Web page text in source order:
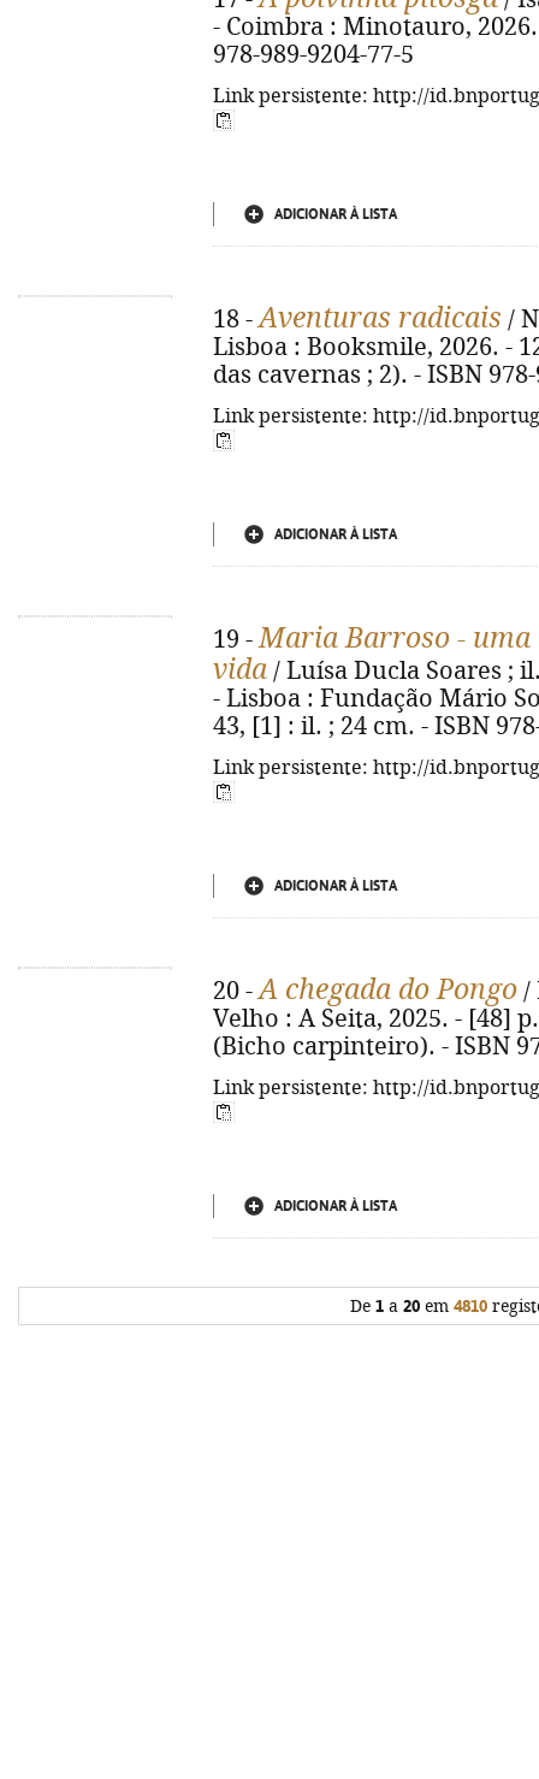
- Coimbra : Minotauro,
978-989-9204-77-5
Link persistente: http://
ADICIONAR À LISTA
18 -Aventuras radicais /
Lisboa : Booksmile, 2026. -
das cavernas ; 2). - ISBN
Link persistente: http://
ADICIONAR À LISTA
19 -Maria Barroso - uma
vida / Luísa Ducla Soares ;
- Lisboa : Fundação Mário
43, [1] : il. ; 24 cm. - ISBN
Link persistente: http://
ADICIONAR À LISTA
20 -A chegada do Pongo /
Velho : A Seita, 2025. - [48]
(Bicho carpinteiro). - ISBN
Link persistente: http://
ADICIONAR À LISTA
De 1a 20em 4810